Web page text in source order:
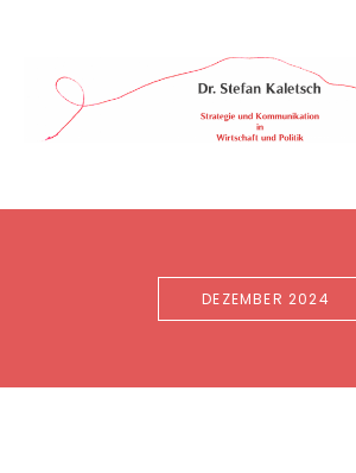
Stefan
KOMMUNIKATION
DEZEMBER 2024